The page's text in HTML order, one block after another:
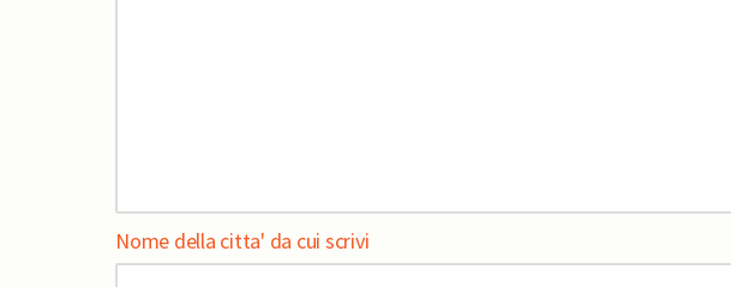
Nome della citta' da cui scrivi